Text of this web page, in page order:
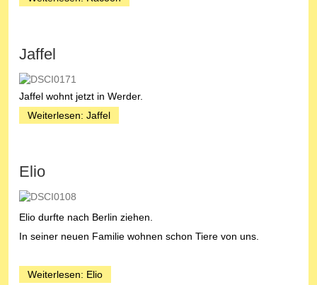
Jaffel
Jaffel wohnt jetzt in Werder.
Weiterlesen: Jaffel
Elio
Elio durfte nach Berlin ziehen.
In seiner neuen Familie wohnen schon Tiere von uns.
Weiterlesen: Elio